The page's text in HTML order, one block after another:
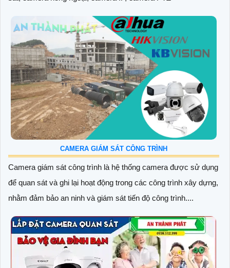
CAMERA GIÁM SÁT CÔNG TRÌNH
Camera giám sát công trình là hệ thống camera được sử dụng
để quan sát và ghi lại hoạt động trong các công trình xây dựng,
nhằm đảm bảo an ninh và giám sát tiến độ công trình....